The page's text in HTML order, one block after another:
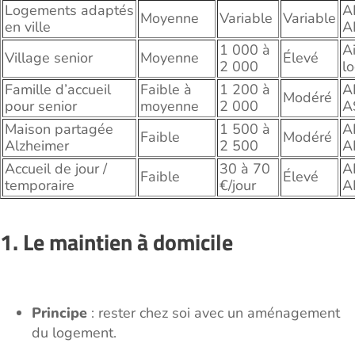
Logements adaptés
en ville
Moyenne Variable Variable
Village senior
Moyenne
1 000 à
2 000
Élevé
Famille d’accueil
pour senior
Faible à
moyenne
1 200 à
2 000
Modéré
Maison partagée
Alzheimer
Faible
1 500 à
2 500
Modéré
Accueil de jour /
temporaire
Faible
30 à 70
€/jour
Élevé
1. Le maintien à domicile
Principe : rester chez soi avec un aménagement
du logement.